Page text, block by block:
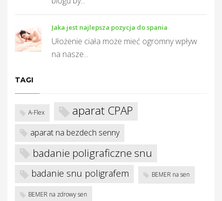
Jaka jest najlepsza pozycja do spania
Ułożenie ciała może mieć ogromny wpływ
na nasze...
TAGI
A-Flex aparat CPAP
aparat na bezdech senny
badanie poligraficzne snu
badanie snu poligrafem BEMER na sen
BEMER na zdrowy sen